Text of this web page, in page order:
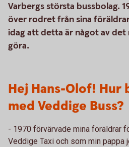
Varbergs största bussbolag.
över rodret från sina
idag att detta är något av det
göra.
Hej Hans-Olof! Hur
med Veddige Buss?
- 1970 förvärvade mina föräldrar
Veddige Taxi och som min pappa